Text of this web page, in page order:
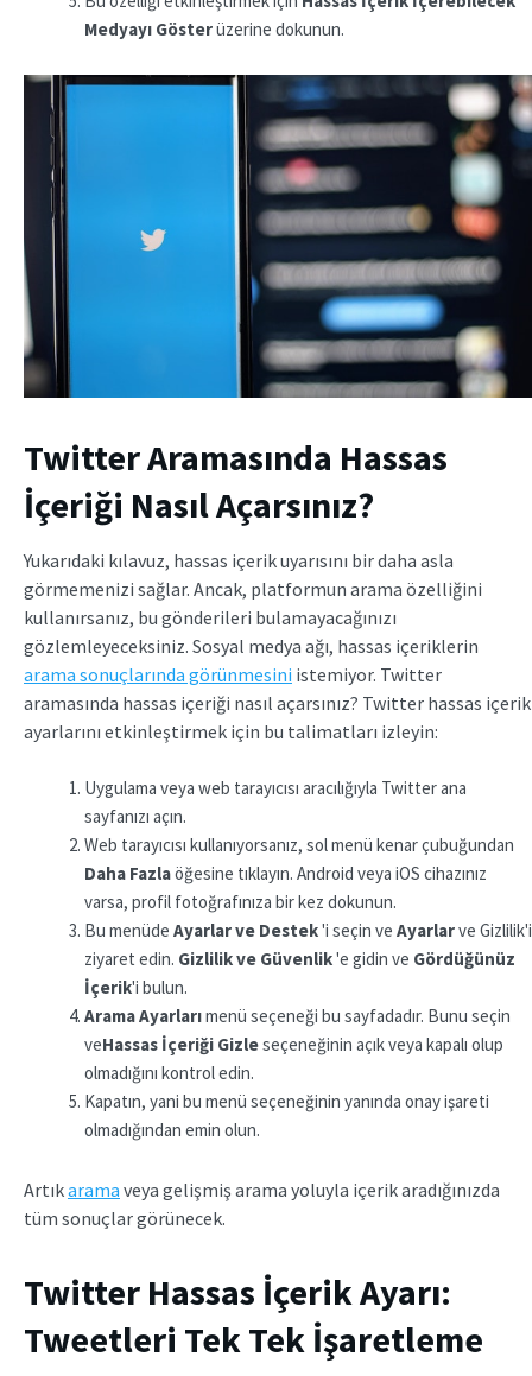
Medyayı Gösterüzerine dokunun.
Twitter Aramasında Hassas
İçeriği Nasıl Açarsınız?
Yukarıdaki kılavuz, hassas içerik uyarısını bir daha asla
görmemenizi sağlar. Ancak, platformun arama özelliğini
kullanırsanız, bu gönderileri bulamayacağınızı
gözlemleyeceksiniz. Sosyal medya ağı, hassas içeriklerin
arama sonuçlarında görünmesini istemiyor. Twitter
aramasında hassas içeriği nasıl açarsınız? Twitter hassas içerik
ayarlarını etkinleştirmek için bu talimatları izleyin:
Uygulama veya web tarayıcısı aracılığıyla Twitter ana
sayfanızı açın.
Web tarayıcısı kullanıyorsanız, sol menü kenar çubuğundan
Daha Fazlaöğesine tıklayın. Android veya iOS cihazınız
varsa, profil fotoğrafınıza bir kez dokunun.
Bu menüde Ayarlar ve Destek'i seçin ve Ayarlarve Gizlilik'i
ziyaret edin. Gizlilik ve Güvenlik'e gidin ve Gördüğünüz
İçerik'i bulun.
Arama Ayarlarımenü seçeneği bu sayfadadır. Bunu seçin
veHassas İçeriği Gizleseçeneğinin açık veya kapalı olup
olmadığını kontrol edin.
Kapatın, yani bu menü seçeneğinin yanında onay işareti
olmadığından emin olun.
Artıkarama veya gelişmiş arama yoluyla içerik aradığınızda
tüm sonuçlar görünecek.
Twitter Hassas İçerik Ayarı:
Tweetleri Tek Tek İşaretleme